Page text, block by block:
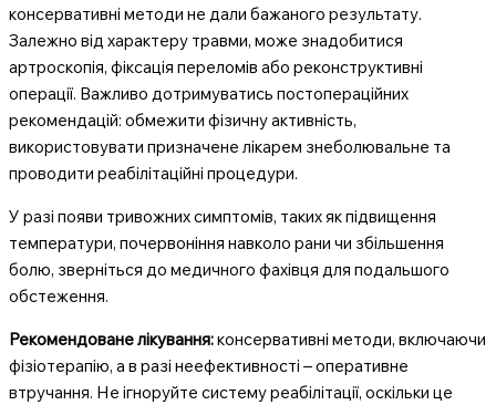
консервативні методи не дали бажаного результату.
Залежно від характеру травми, може знадобитися
артроскопія, фіксація переломів або реконструктивні
операції. Важливо дотримуватись постопераційних
рекомендацій: обмежити фізичну активність,
використовувати призначене лікарем знеболювальне та
проводити реабілітаційні процедури.
У разі появи тривожних симптомів, таких як підвищення
температури, почервоніння навколо рани чи збільшення
болю, зверніться до медичного фахівця для подальшого
обстеження.
Рекомендоване лікування:консервативні методи, включаючи
фізіотерапію, а в разі неефективності – оперативне
втручання. Не ігноруйте систему реабілітації, оскільки це